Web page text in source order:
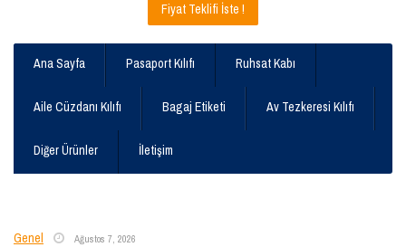
Fiyat Teklifi İste !
Ana Sayfa Pasaport Kılıfı Ruhsat Kabı
Aile Cüzdanı Kılıfı Bagaj Etiketi Av Tezkeresi Kılıfı
Diğer Ürünler İletişim
Genel Ağustos 7, 2026